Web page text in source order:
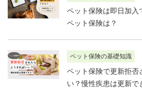
ペット保険は即日加入
ペット保険は？
ペット保険の基礎知識
ペット保険で更新拒否
い？慢性疾患は更新で